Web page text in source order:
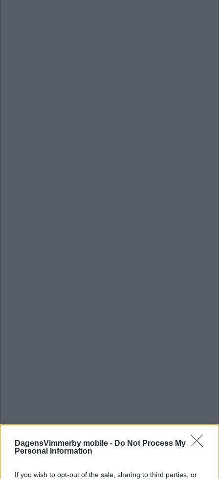
DagensVimmerby mobile - Do Not Process My
Personal Information
If you wish to opt-out of the sale, sharing to third parties, or